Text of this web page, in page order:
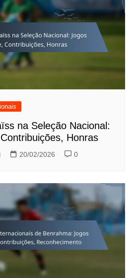
na Seleção Nacional:
Honras
20/02/2026 0